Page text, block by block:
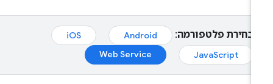
בחירת פלטפורמה: Android
iOS
JavaScript
Web Service